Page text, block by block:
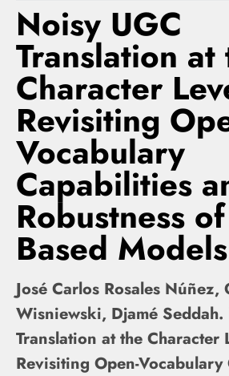
Noisy UGC
Translation at
Character
Revisiting
Vocabulary
Capabilities
Robustness
Based Models
José Carlos Rosales Núñez,
Wisniewski, Djamé Seddah.
Translation at the Character
Revisiting Open-